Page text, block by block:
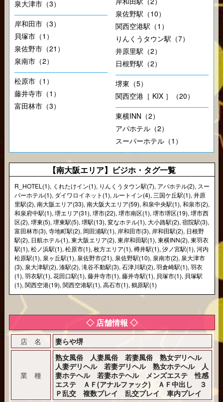
泉大津市（3）
岸和田市（3）
貝塚市（1）
泉佐野市（21）
泉南市（2）
松原市（1）
藤井寺市（1）
富田林市（3）
泉佐野駅（10）
関西空港駅（1）
りんくうタウン駅（7）
井原里駅（2）
日根野駅（2）
堺東（5）
関西空港［ KIX ］（20）
東横INN（2）
アパホテル（2）
スーパーホテル（1）
【南大阪エリア】ビジホ・タグ一覧
R_HOTEL(1), くれたけイン(1), りんくうタウン駅(7), アパホテル(2), スー
パーホテル(1), ダイワロイネット(1), ルートイン(4), 三国ケ丘駅(1), 井原
里駅(2), 南大阪エリア(33), 南大阪大エリア(59), 和泉中央駅(1), 和泉市(2),
和泉府中駅(1), 堺エリア(31), 堺市(22), 堺市南区(1), 堺市堺区(19), 堺市西
区(2), 堺東(5), 堺東駅(5), 堺駅(13), 変なホテル(1), 大小路駅(2), 宿院駅(3),
富田林市(3), 寺地町駅(2), 岡田浦駅(1), 岸和田市(3), 岸和田駅(2), 日根野
駅(2), 日航ホテル(1), 東大阪エリア(2), 東岸和田駅(1), 東横INN(2), 東羽衣
駅(1), 松ノ浜駅(1), 松原市(1), 枚方エリア(1), 樽井駅(1), 汐ノ宮駅(1), 河内
松原駅(1), 泉ヶ丘駅(1), 泉佐野市(21), 泉佐野駅(10), 泉南市(2), 泉大津市
(3), 泉大津駅(2), 湊駅(2), 滝谷不動駅(3), 石津川駅(2), 羽倉崎駅(1), 羽衣
(1), 羽衣駅(1), 花田口駅(1), 藤井寺市(1), 藤井寺駅(1), 貝塚市(1), 貝塚駅
(1), 関西空港(19), 関西空港駅(1), 高石市(1), 鶴原駅(1)
◇ 店舗情報 ◇
店 名 妻らや堺
業 種
熟女風俗 人妻風俗 若妻風俗 熟女デリヘル
人妻デリヘル 若妻デリヘル 熟女ホテヘル 人
妻ホテヘル 若妻ホテヘル メンズエステ 性感
エステ ＡＦ(アナルファック) ＡＦ中出し ３
Ｐ乱交 複数プレイ 乱交プレイ 車内プレイ